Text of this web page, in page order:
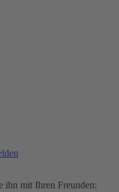
ihn mit Ihren Freunden: